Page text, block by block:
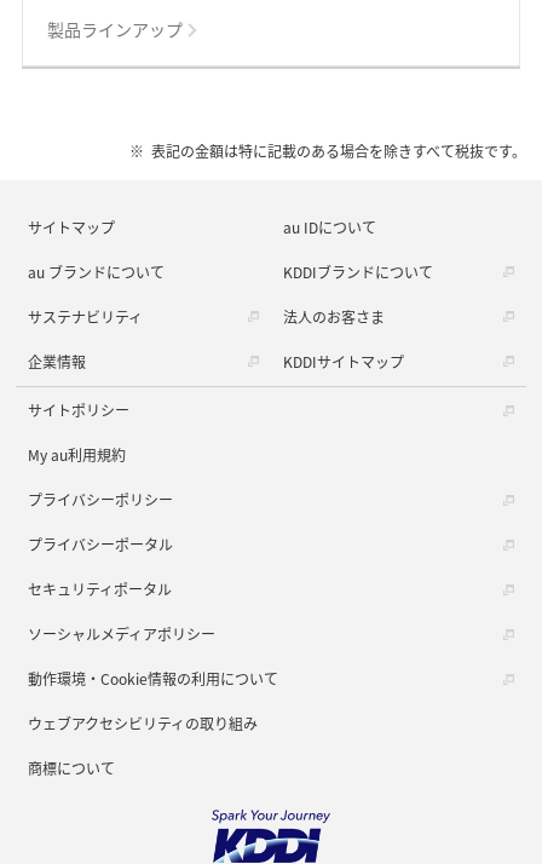
製品ラインアップ
表記の金額は特に記載のある場合を除きすべて税抜です。
サイトマップ au IDについて
au ブランドについて KDDIブランドについて
サステナビリティ 法人のお客さま
企業情報 KDDIサイトマップ
サイトポリシー
My au利用規約
プライバシーポリシー
プライバシーポータル
セキュリティポータル
ソーシャルメディアポリシー
動作環境・Cookie情報の利用について
ウェブアクセシビリティの取り組み
商標について